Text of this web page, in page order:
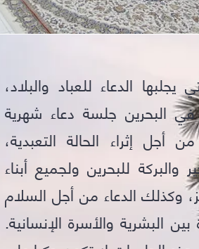
يجلبها الدعاء للعباد والبلاد،
في البحرين جلسة دعاء شهرية
أجل إثراء الحالة التعبدية،
والبركة للبحرين ولجميع أبناء
وكذلك الدعاء من أجل السلام
البشرية والأسرة الإنسانية.